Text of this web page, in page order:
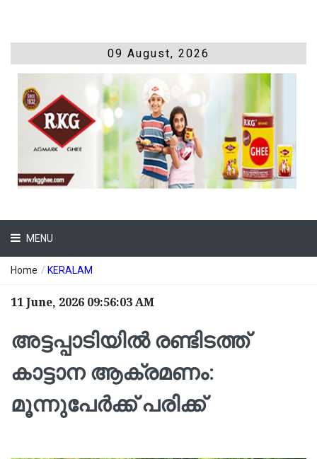
09 August, 2026
MENU
Home / KERALAM
11 June, 2026 09:56:03 AM
അട്ടപ്പാടിയില്‍ രണ്ടിടത്ത്
കാട്ടാന ആക്രമണം:
മൂന്നുപേര്‍ക്ക് പരിക്ക്